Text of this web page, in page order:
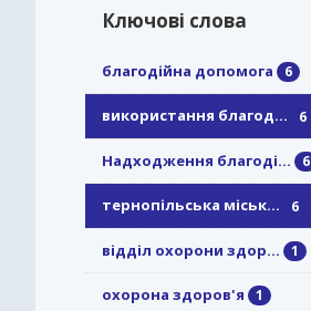
Ключові слова
благодійна допомога 6
використання благод... 6
Надходження благоді... 6
тернопільська міськ... 6
відділ охорони здор... 1
охорона здоров'я 1